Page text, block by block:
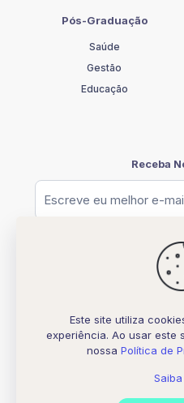
Pós-Graduação
Saúde
Gestão
Educação
Receba
© [2026] UNIFATELOS -
Todos os
Desenvolvido por
Este site utiliza
experiência. Ao usar este
nossa Política de